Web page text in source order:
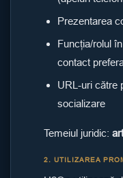
Prezentarea
Funcția/rolul
contact
URL-uri către
socializare
Temeiul juridic:
2. UTILIZAREA